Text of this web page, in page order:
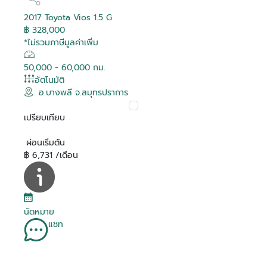
2017 Toyota Vios 1.5 G
฿ 328,000
*ไม่รวมภาษีมูลค่าเพิ่ม
50,000 - 60,000 กม.
อัตโนมัติ
อ.บางพลี จ.สมุทรปราการ
เปรียบเทียบ
ผ่อนเริ่มต้น
฿ 6,731 /เดือน
นัดหมาย
แชท